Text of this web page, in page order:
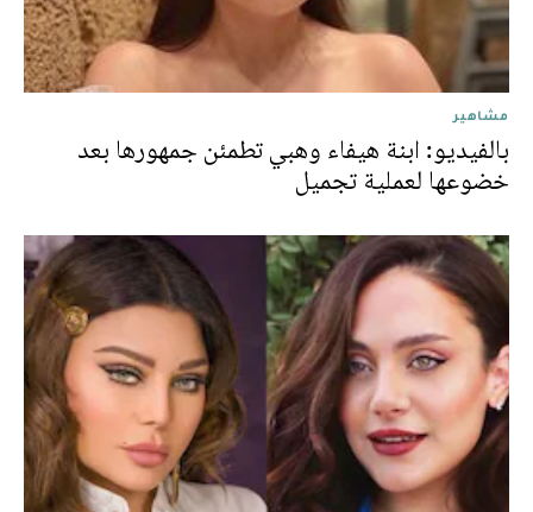
مشاهير
بالفيديو: ابنة هيفاء وهبي تطمئن جمهورها بعد
خضوعها لعملية تجميل